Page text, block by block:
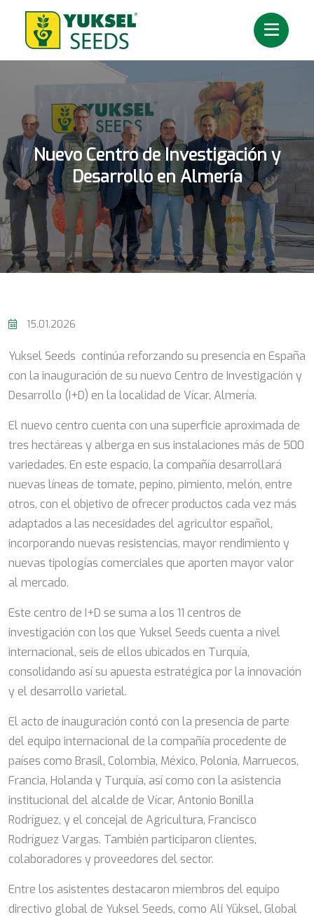
Nuevo Centro de Investigación y
Desarrollo en Almería
15.01.2026
Yuksel Seeds continúa reforzando su presencia en España
con la inauguración de su nuevo Centro de Investigación y
Desarrollo (I+D) en la localidad de Vícar, Almería.
El nuevo centro cuenta con una superficie aproximada de
tres hectáreas y alberga en sus instalaciones más de 500
variedades. En este espacio, la compañía desarrollará
nuevas líneas de tomate, pepino, pimiento, melón, entre
otros, con el objetivo de ofrecer productos cada vez más
adaptados a las necesidades del agricultor español,
incorporando nuevas resistencias, mayor rendimiento y
nuevas tipologías comerciales que aporten mayor valor
al mercado.
Este centro de I+D se suma a los 11 centros de
investigación con los que Yuksel Seeds cuenta a nivel
internacional, seis de ellos ubicados en Turquía,
consolidando así su apuesta estratégica por la innovación
y el desarrollo varietal.
El acto de inauguración contó con la presencia de parte
del equipo internacional de la compañía procedente de
países como Brasil, Colombia, México, Polonia, Marruecos,
Francia, Holanda y Turquía, así como con la asistencia
institucional del alcalde de Vícar, Antonio Bonilla
Rodríguez, y el concejal de Agricultura, Francisco
Rodríguez Vargas. También participaron clientes,
colaboradores y proveedores del sector.
Entre los asistentes destacaron miembros del equipo
directivo global de Yuksel Seeds, como Ali Yüksel, Global